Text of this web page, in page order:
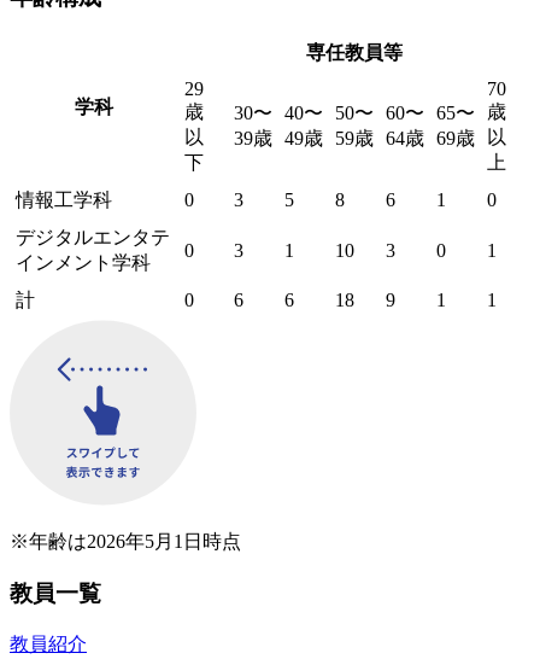
学科
専任教員等
29
歳
以
下
30〜
39歳
40〜
49歳
50〜
59歳
60〜
64歳
65〜
69歳
70
歳
以
上
情報工学科
0 3 5 8 6 1
0
デジタルエンタテ
インメント学科
0 3 1 10 3 0 1
計 0 6 6 18 9 1 1
※年齢は2026年5月1日時点
教員一覧
教員紹介